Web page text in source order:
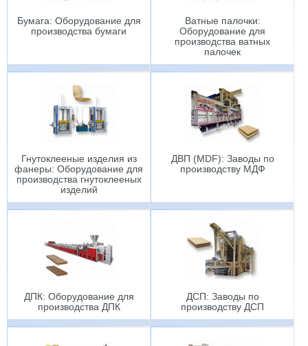
Бумага: Оборудование для
производства бумаги
Ватные палочки:
Оборудование для
производства ватных
палочек
Гнутоклееные изделия из
фанеры: Оборудование для
производства гнутоклееных
изделий
ДВП (MDF): Заводы по
производству МДФ
ДПК: Оборудование для
производства ДПК
ДСП: Заводы по
производству ДСП